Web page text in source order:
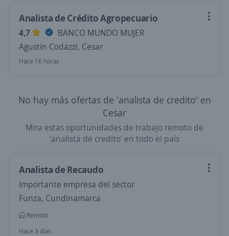
Analista de Crédito Agropecuario
4,7
BANCO MUNDO MUJER
Agustín Codazzi, Cesar
Hace 16 horas
No hay más ofertas de 'analista de credito' en
Cesar
Mira estas oportunidades de trabajo remoto de
'analista de credito' en todo el país
Analista de Recaudo
Importante empresa del sector
Funza, Cundinamarca
Remoto
Hace 3 días